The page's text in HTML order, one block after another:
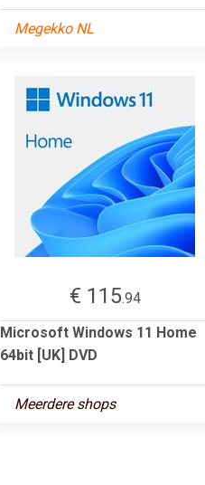
Megekko NL
€ 115.94
Microsoft Windows 11 Home
64bit [UK] DVD
Meerdere shops